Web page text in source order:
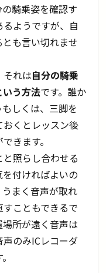
騎乗姿を確認す
ようですが、自
も言い切れませ
それは自分の騎乗
いう方法です。誰か
しくは、三脚を
くとレッスン後
きます。
照らし合わせる
付ければよいの
まく音声が取れ
こともできるで
所が遠く音声は
のみICレコーダ